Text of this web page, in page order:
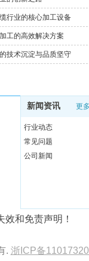
行业的核心加工设备
工的高效解决方案
技术沉淀与品质坚守
新闻资讯 更多
行业动态
常见问题
公司新闻
和免责声明！
. 浙ICP备